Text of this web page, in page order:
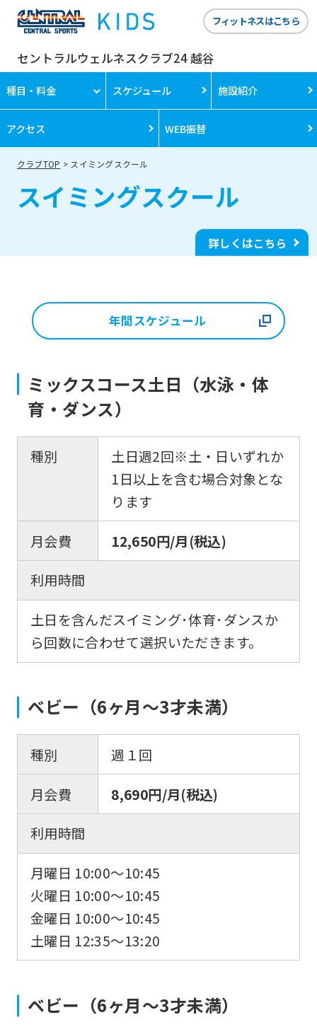
セントラルウェルネスクラブ24 越谷
フィットネスはこちら
種目・料金 スケジュール 施設紹介
アクセス WEB振替
クラブTOP スイミングスクール
スイミングスクール
詳しくはこちら
年間スケジュール
ミックスコース土日（水泳・体
育・ダンス）
種別
土日週2回※土・日いずれか
1日以上を含む場合対象とな
ります
月会費
12,650円/月(税込)
利用時間
土日を含んだスイミング･体育･ダンスか
ら回数に合わせて選択いただきます。
ベビー（6ヶ月〜3才未満）
種別
週１回
月会費
8,690円/月(税込)
利用時間
月曜日 10:00〜10:45
火曜日 10:00〜10:45
金曜日 10:00〜10:45
土曜日 12:35〜13:20
ベビー（6ヶ月〜3才未満）